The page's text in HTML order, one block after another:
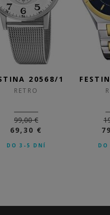
20568/1
RETRO
99,00 €
69,30 €
DO 3-5 DNÍ